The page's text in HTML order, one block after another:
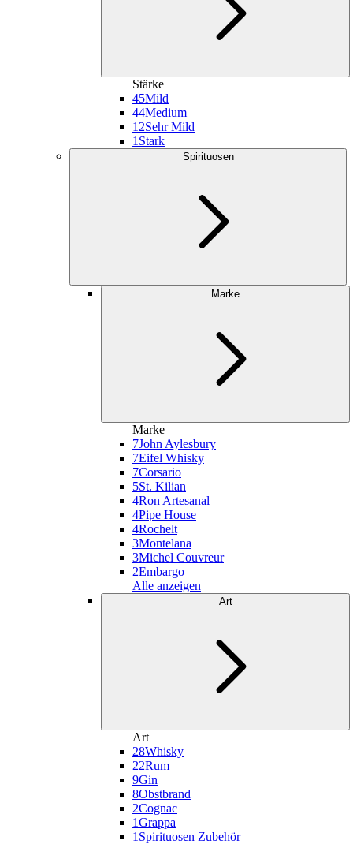
Stärke
45Mild
44Medium
12Sehr Mild
1 Stark
Spirituosen
Marke
Marke
7John Aylesbury
7Eifel Whisky
7Corsario
5St. Kilian
4Ron Artesanal
4Pipe House
4Rochelt
3Montelana
3Michel Couvreur
2Embargo
Alle anzeigen
Art
Art
28Whisky
22Rum
9Gin
8Obstbrand
2Cognac
1Grappa
1 Spirituosen Zubehör